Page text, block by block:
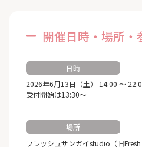
開催日時・場所・
日時
2026年6月13日（土） 14:00 ～
受付開始は13:30～
場所
フレッシュサンガイstudio（旧Fresh